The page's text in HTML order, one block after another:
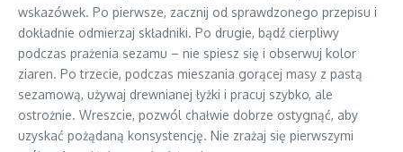
wskazówek. Po pierwsze, zacznij od sprawdzonego przepisu i
dokładnie odmierzaj składniki. Po drugie, bądź cierpliwy
podczas prażenia sezamu – nie spiesz się i obserwuj kolor
ziaren. Po trzecie, podczas mieszania gorącej masy z pastą
sezamową, używaj drewnianej łyżki i pracuj szybko, ale
ostrożnie. Wreszcie, pozwól chałwie dobrze ostygnąć, aby
uzyskać pożądaną konsystencję. Nie zrażaj się pierwszymi